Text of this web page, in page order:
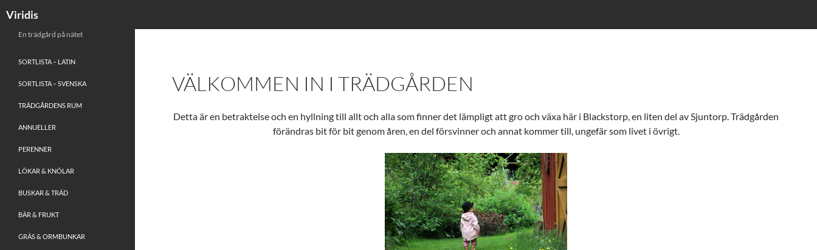
Viridis
VÄLKOMMEN IN I TRÄDGÅRDEN
Detta är en betraktelse och en hyllning till allt och alla som finner det lämpligt att gro och växa här i Blackstorp, en liten del av Sjuntorp. Trädgården
förändras bit för bit genom åren, en del försvinner och annat kommer till, ungefär som livet i övrigt.
En trädgård på nätet
SORTLISTA – LATIN
SORTLISTA – SVENSKA
TRÄDGÅRDENS RUM
ANNUELLER
PERENNER
LÖKAR & KNÖLAR
BUSKAR & TRÄD
BÄR & FRUKT
GRÄS & ORMBUNKAR